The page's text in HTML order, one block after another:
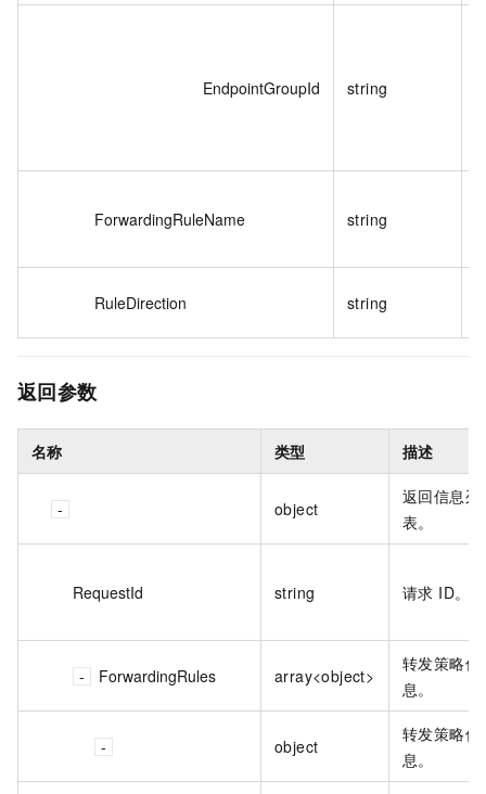
EndpointGroupId string
ForwardingRuleName string
RuleDirection string
返回参数
名称 类型 描述
object
返回信息列
表。
RequestId string 请求 ID。
ForwardingRules array<object>
转发策略信
息。
object
转发策略信
息。